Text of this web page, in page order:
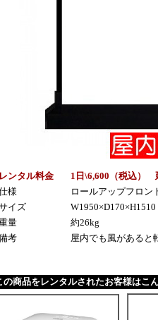
レンタル料金 1日\6,600（税込）
様
ロールアップフロ
イズ
W1950×D170×H1510
量
約26kg
考
屋内でも風があると
の商品をレンタルされたお客様はこ